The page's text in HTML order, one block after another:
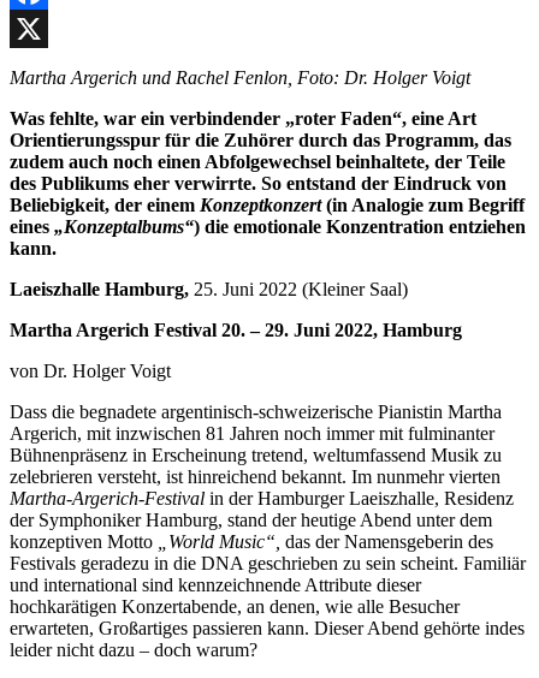
Facebook
X
Martha Argerich und Rachel Fenlon, Foto: Dr. Holger Voigt
Was fehlte, war ein verbindender „roter Faden“, eine Art
Orientierungsspur für die Zuhörer durch das Programm, das
zudem auch noch einen Abfolgewechsel beinhaltete, der Teile
des Publikums eher verwirrte. So entstand der Eindruck von
Beliebigkeit, der einem Konzeptkonzert(in Analogie zum Begriff
eines „Konzeptalbums“) die emotionale Konzentration entziehen
kann.
Laeiszhalle Hamburg, 25. Juni 2022 (Kleiner Saal)
Martha Argerich Festival 20. – 29. Juni 2022, Hamburg
von Dr. Holger Voigt
Dass die begnadete argentinisch-schweizerische Pianistin Martha
Argerich, mit inzwischen 81 Jahren noch immer mit fulminanter
Bühnenpräsenz in Erscheinung tretend, weltumfassend Musik zu
zelebrieren versteht, ist hinreichend bekannt. Im nunmehr vierten
Martha-Argerich-Festival in der Hamburger Laeiszhalle, Residenz
der Symphoniker Hamburg, stand der heutige Abend unter dem
konzeptiven Motto
„World Music“, das der Namensgeberin des
Festivals geradezu in die DNA geschrieben zu sein scheint. Familiär
und international sind kennzeichnende Attribute dieser
hochkarätigen Konzertabende, an denen, wie alle Besucher
erwarteten, Großartiges passieren kann. Dieser Abend gehörte indes
leider nicht dazu – doch warum?